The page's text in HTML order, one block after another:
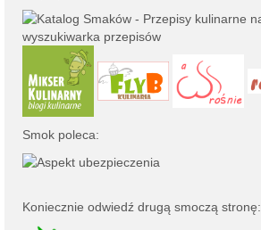
Smok poleca:
Koniecznie odwiedź drugą smoczą stronę: